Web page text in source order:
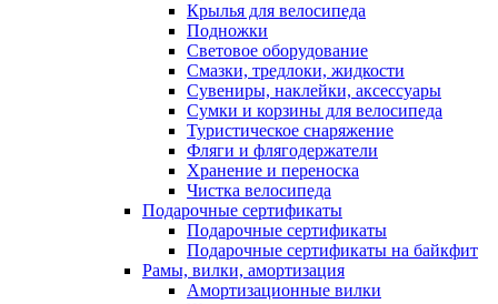
Крылья для велосипеда
Подножки
Световое оборудование
Смазки, тредлоки, жидкости
Сувениры, наклейки, аксессуары
Сумки и корзины для велосипеда
Туристическое снаряжение
Фляги и флягодержатели
Хранение и переноска
Чистка велосипеда
Подарочные сертификаты
Подарочные сертификаты
Подарочные сертификаты на байкфит
Рамы, вилки, амортизация
Амортизационные вилки